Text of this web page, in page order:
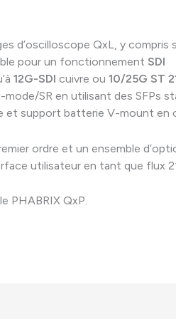
d’oscilloscope QxL, y compris
pour un fonctionnement SDI
12G-SDI cuivre ou 10/25G ST
SR en utilisant des SFPs
et support batterie V-mount en
ordre et un ensemble
utilisateur en tant que flux
PHABRIX QxP.